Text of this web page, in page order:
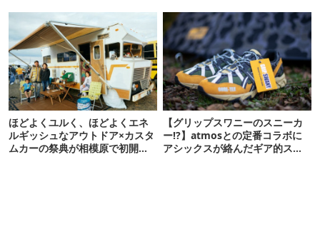
ほどよくユルく、ほどよくエネ
ルギッシュなアウトドア×カスタ
ムカーの祭典が相模原で初開
【グリップスワニーのスニーカ
ー!?】atmosとの定番コラボに
アシックスが絡んだギア的スニ